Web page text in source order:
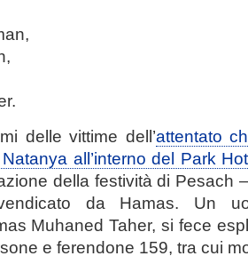
delle vittime dell’attentato
all’interno del Park
della festività di Pesach
da Hamas. Un
Muhaned Taher, si fece
e ferendone 159, tra cui